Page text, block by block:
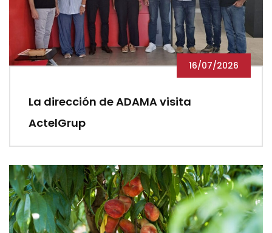
16/07/2026
La dirección de ADAMA visita
ActelGrup